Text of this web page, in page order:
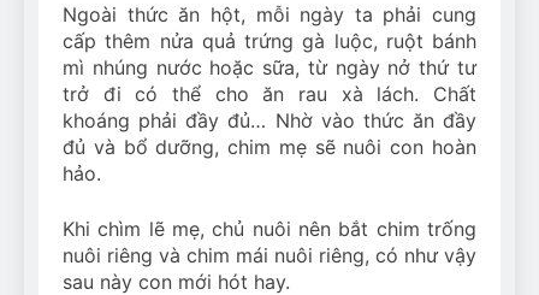
Ngoài thức ăn hột, mỗi ngày ta phải cung
cấp thêm nửa quả trứng gà luộc, ruột bánh
mì nhúng nước hoặc sữa, từ ngày nở thứ tư
trở đi có thể cho ăn rau xà lách. Chất
khoáng phải đầy đủ… Nhờ vào thức ăn đầy
đủ và bổ dưỡng, chim mẹ sẽ nuôi con hoàn
hảo.
Khi chìm lẽ mẹ, chủ nuôi nên bắt chim trống
nuôi riêng và chim mái nuôi riêng, có như vậy
sau này con mới hót hay.